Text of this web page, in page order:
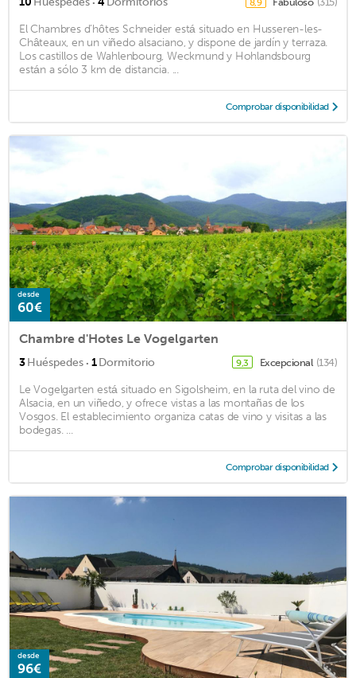
8,9
El Chambres d’hôtes Schneider está situado en Husseren-les-
Châteaux, en un viñedo alsaciano, y dispone de jardín y terraza.
Los castillos de Wahlenbourg, Weckmund y Hohlandsbourg
están a sólo 3 km de distancia. ...
Comprobar disponibilidad
desde
60€
Chambre d'Hotes Le Vogelgarten
3Huéspedes · 1Dormitorio 9,3 Excepcional (134)
Le Vogelgarten está situado en Sigolsheim, en la ruta del vino de
Alsacia, en un viñedo, y ofrece vistas a las montañas de los
Vosgos. El establecimiento organiza catas de vino y visitas a las
bodegas. ...
Comprobar disponibilidad
desde
96€